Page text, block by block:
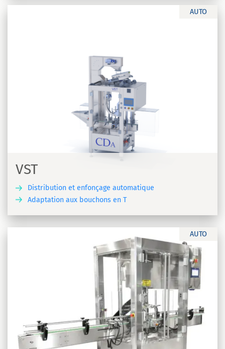
AUTO
VST
Distribution et enfonçage automatique
Adaptation aux bouchons en T
AUTO